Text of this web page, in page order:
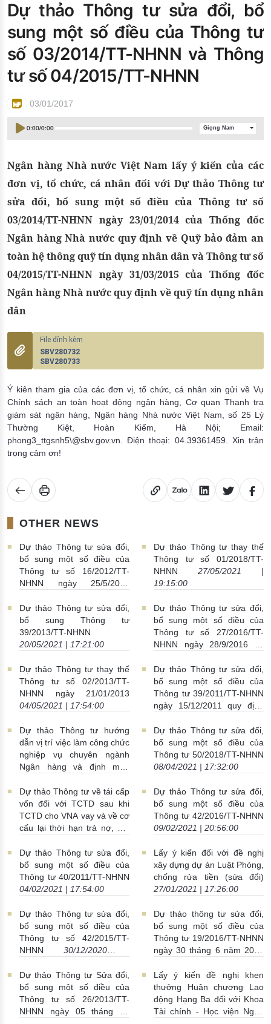
Đào tạo ISO
Dự thảo Thông tư sửa đổi, bổ
sung một số điều của Thông tư
số 03/2014/TT-NHNN và Thông
tư số 04/2015/TT-NHNN
03/01/2017
0:00/0:00 Giọng Nam
Ngân hàng Nhà nước Việt Nam lấy ý kiến của các
đơn vị, tổ chức, cá nhân đối với Dự thảo Thông tư
sửa đổi, bổ sung một số điều của Thông tư số
03/2014/TT-NHNN ngày 23/01/2014 của Thống đốc
Ngân hàng Nhà nước quy định về Quỹ bảo đảm an
toàn hệ thông quỹ tín dụng nhân dân và Thông tư số
04/2015/TT-NHNN ngày 31/03/2015 của Thống đốc
Ngân hàng Nhà nước quy định về quỹ tín dụng nhân
dân
SBV280732
SBV280733
Ý kiên tham gia của các đơn vị, tổ chức, cá nhân xin gửi về Vụ
Chính sách an toàn hoạt động ngân hàng, Cơ quan Thanh tra
giám sát ngân hàng, Ngân hàng Nhà nước Việt Nam, số 25 Lý
Thường Kiệt, Hoàn Kiếm, Hà Nội; Email:
phong3_ttgsnh5\@sbv.gov.vn. Điện thoại: 04.39361459. Xin trân
trọng cảm ơn!
OTHER NEWS
Dự thảo Thông tư sửa đổi,
bổ sung một số điều của
Thông tư số 16/2012/TT-
NHNN ngày 25/5/2012
Dự thảo Thông tư thay thế
Thông tư số 01/2018/TT-
NHNN
27/05/2021 |
19:15:00
Dự thảo Thông tư sửa đổi,
bổ sung Thông tư
39/2013/TT-NHNN
20/05/2021 | 17:21:00
Dự thảo Thông tư sửa đổi,
bổ sung một số điều của
Thông tư số 27/2016/TT-
NHNN ngày 28/9/2016 về
tục xây dựng, ban hành văn
bản quy phạm pháp luật của
NHNN
04/05/2021 |
17:55:00
Dự thảo Thông tư thay thế
Thông tư số 02/2013/TT-
NHNN ngày 21/01/2013
04/05/2021 | 17:54:00
Dự thảo Thông tư sửa đổi,
bổ sung một số điều của
Thông tư 39/2011/TT-NHNN
ngày 15/12/2011 quy định
TCTD, chi nhánh NHNNg
28/04/2021 | 22:46:00
Dự thảo Thông tư hướng
dẫn vị trí việc làm công chức
nghiệp vụ chuyên ngành
Ngân hàng và định mức
quan, tổ chức hành chính
thuộc ngành Ngân hàng
22/04/2021 | 20:24:00
Dự thảo Thông tư sửa đổi,
bổ sung một số điều của
Thông tư 50/2018/TT-NHNN
08/04/2021 | 17:32:00
Dự thảo Thông tư về tái cấp
vốn đối với TCTD sau khi
TCTD cho VNA vay và về cơ
cấu lại thời hạn trả nợ, giữ
dự phòng rủi ro đối với
khoản nợ của VNA do ảnh
hưởng của đại dịch COVID-
19. 08/03/2021 | 22:36:00
Dự thảo Thông tư sửa đổi,
bổ sung một số điều của
Thông tư 42/2016/TT-NHNN
09/02/2021 | 20:56:00
Dự thảo Thông tư sửa đổi,
bổ sung một số điều của
Thông tư 40/2011/TT-NHNN
04/02/2021 | 17:54:00
Lấy ý kiến đối với đề nghị
xây dựng dự án Luật Phòng,
chống rửa tiền (sửa đổi)
27/01/2021 | 17:26:00
Dự thảo Thông tư sửa đổi,
bổ sung một số điều của
Thông tư số 42/2015/TT-
NHNN
30/12/2020 |
Dự thảo thông tư sửa đổi,
bổ sung một số điều của
Thông tư 19/2016/TT-NHNN
ngày 30 tháng 6 năm 2016
Dự thảo Thông tư Sửa đổi,
bổ sung một số điều của
Thông tư số 26/2013/TT-
NHNN ngày 05 tháng 12
Lấy ý kiến đề nghị khen
thưởng Huân chương Lao
động Hạng Ba đối với Khoa
Tài chính - Học viện Ngân